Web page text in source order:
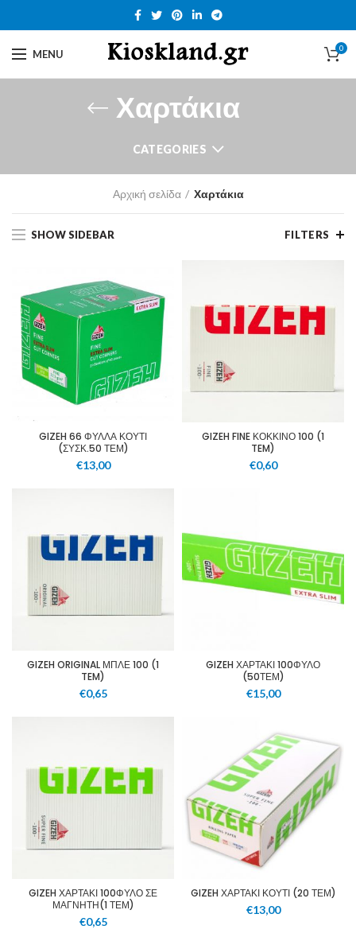
MENU 0
Χαρτάκια
CATEGORIES
Αρχική σελίδα Χαρτάκια
SHOW SIDEBAR FILTERS
GIZEH 66 ΦΥΛΛΑ ΚΟΥΤΙ
(ΣΥΣΚ.50 ΤΕΜ)
€13,00
GIZEH FINE ΚΟΚΚΙΝΟ 100 (1
TEM)
€0,60
GIZEH ORIGINAL ΜΠΛΕ 100 (1
TEM)
€0,65
GIZEH ΧΑΡΤΑΚΙ 100ΦΥΛΟ
(50ΤΕΜ)
€15,00
GIZEH ΧΑΡΤΑΚΙ 100ΦΥΛΟ ΣΕ
ΜΑΓΝΗΤΗ(1 ΤΕΜ)
€0,65
GIZEH ΧΑΡΤΑΚΙ ΚΟΥΤΙ (20 ΤΕΜ)
€13,00